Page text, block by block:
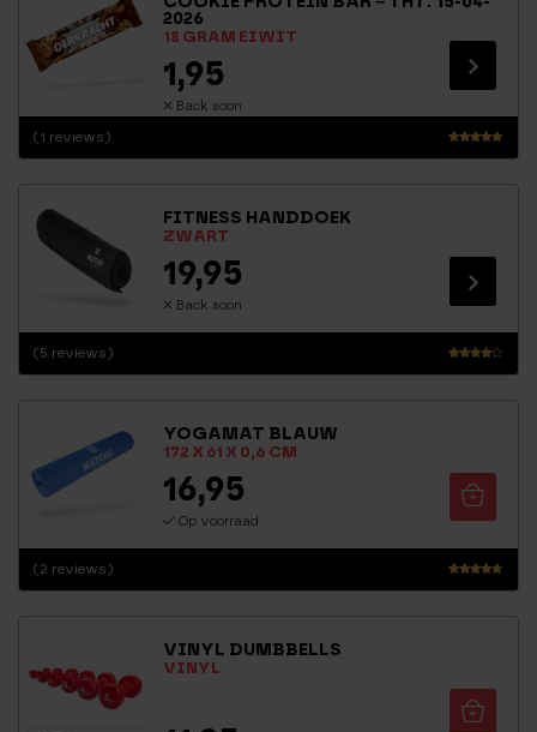
2026
18 GRAM EIWIT
Waarderin
(1 reviews)
1,95
Back soon
FITNESS HANDDOEK
ZWART
Waarde
(5 reviews)
19,95
Back soon
YOGAMAT BLAUW
172 X 61 X 0,6 CM
Waarderi
(2 reviews)
16,95
Op voorraad
VINYL DUMBBELLS
VINYL